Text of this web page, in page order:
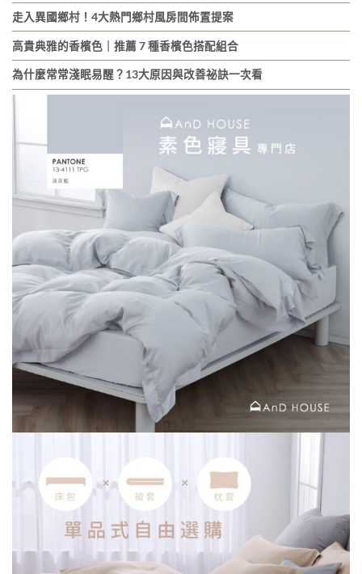
走入異國鄉村！4大熱門鄉村風房間佈置提案
高貴典雅的香檳色｜推薦 7 種香檳色搭配組合
為什麼常常淺眠易醒？13大原因與改善祕訣一次看